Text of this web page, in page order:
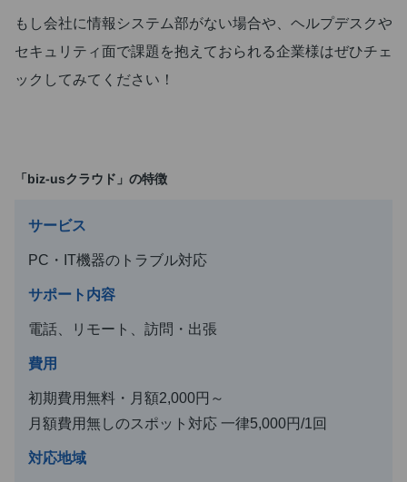
もし会社に情報システム部がない場合や、ヘルプデスクや
セキュリティ面で課題を抱えておられる企業様はぜひチェ
ックしてみてください！
「biz-usクラウド」の特徴
サービス
PC・IT機器のトラブル対応
サポート内容
電話、リモート、訪問・出張
費用
初期費用無料・月額2,000円～
月額費用無しのスポット対応 一律5,000円/1回
対応地域